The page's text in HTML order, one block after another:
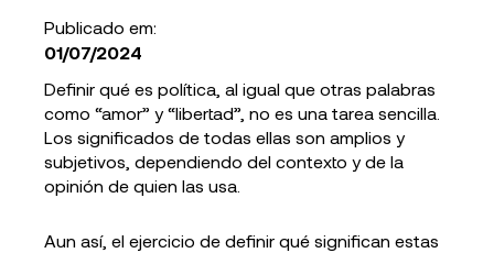
Publicado em:
01/07/2024
Definir qué es política, al igual que otras palabras
como “amor” y “libertad”, no es una tarea sencilla.
Los significados de todas ellas son amplios y
subjetivos, dependiendo del contexto y de la
opinión de quien las usa.
Aun así, el ejercicio de definir qué significan estas